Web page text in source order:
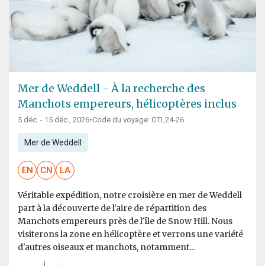
Mer de Weddell - À la recherche des
Manchots empereurs, hélicoptères inclus
5 déc. - 15 déc., 2026•Code du voyage: OTL24-26
Mer de Weddell
EN CN LA
Véritable expédition, notre croisière en mer de Weddell
part à la découverte de l'aire de répartition des
Manchots empereurs près de l'île de Snow Hill. Nous
visiterons la zone en hélicoptère et verrons une variété
d'autres oiseaux et manchots, notamment...